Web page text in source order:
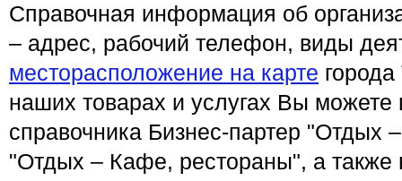
Справочная информация об
– адрес, рабочий телефон, виды
месторасположение на карте
наших товарах и услугах Вы можете
справочника Бизнес-партер "Отдых
"Отдых – Кафе, рестораны", а также